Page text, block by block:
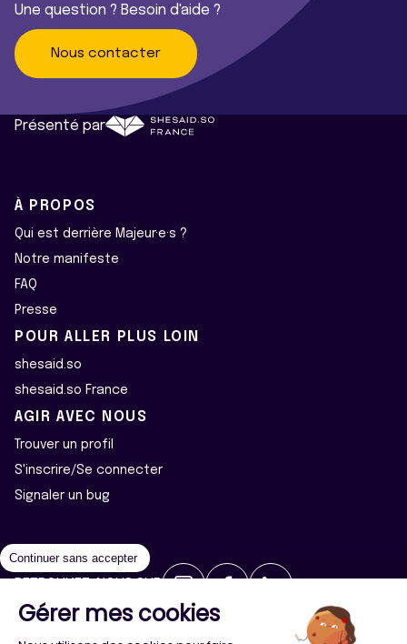
Une question ? Besoin d'aide ?
Nous contacter
Présenté par
À PROPOS
Qui est derrière Majeur·e·s ?
Notre manifeste
FAQ
Presse
POUR ALLER PLUS LOIN
shesaid.so
shesaid.so France
AGIR AVEC NOUS
Trouver un profil
S'inscrire/Se connecter
Signaler un bug
2026 ©Majeur·e·s - Tous droits réservés
Continuer sans accepter
Gérer mes cookies